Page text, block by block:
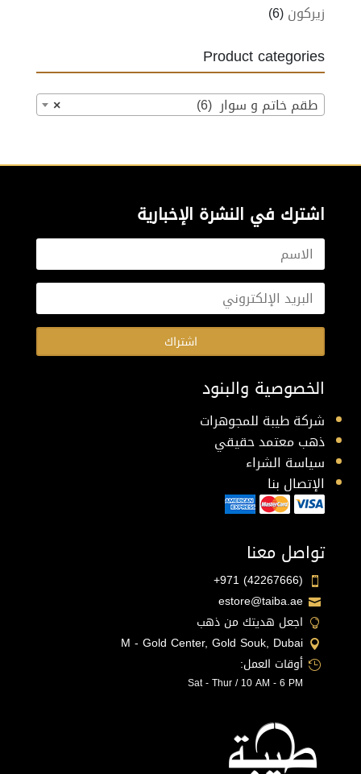
زيركون(6)
Product categories
× طقم خاتم و سوار (6)
اشترك في النشرة الإخبارية
اشتراك
الخصوصية والبنود
شركة طيبة للمجوهرات
ذهب معتمد حقيقي
سياسة الشراء
الإتصال بنا
تواصل معنا

+971 (42267666)

estore@taiba.ae
 اجعل هديتك من ذهب

M - Gold Center, Gold Souk, Dubai
 أوقات العمل:
Sat - Thur / 10 AM - 6 PM